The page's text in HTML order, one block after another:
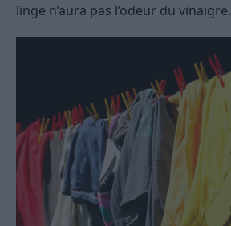
linge n’aura pas l’odeur du vinaigre.